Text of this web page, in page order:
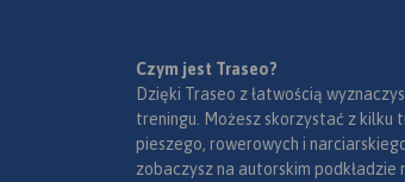
Czym jest Traseo?
Dzięki Traseo z łatwością
treningu. Możesz skorzystać z kilku
pieszego, rowerowych i
zobaczysz na autorskim podkładzie